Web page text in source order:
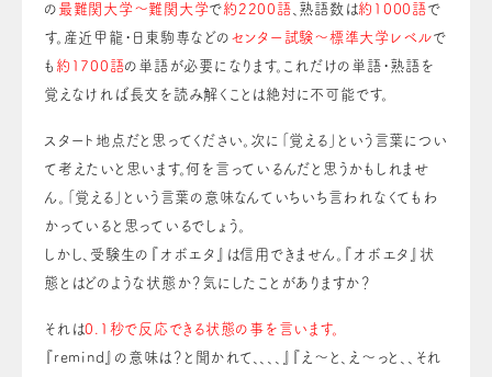
の 最難関大学～難関大学で約2200語 、熟語数は約1000語で
す。産近甲龍・日東駒専などの センター試験～標準大学レベルで
も 約1700語の単語が必要になります。これだけの単語・熟語を
覚えなければ長文を読み解くことは絶対に不可能です。
スタート地点だと思ってください。次に「覚える」という言葉につい
て考えたいと思います。何を言っているんだと思うかもしれませ
ん。「覚える」という言葉の意味なんていちいち言われなくてもわ
かっていると思っているでしょう。
しかし、受験生の『オボエタ』は信用できません。『オボエタ』状
態とはどのような状態か？気にしたことがありますか？
それは0.1秒で反応できる状態の事を言います。
『remind』の意味は？と聞かれて、、、、
『え～と、え～っと、、それ